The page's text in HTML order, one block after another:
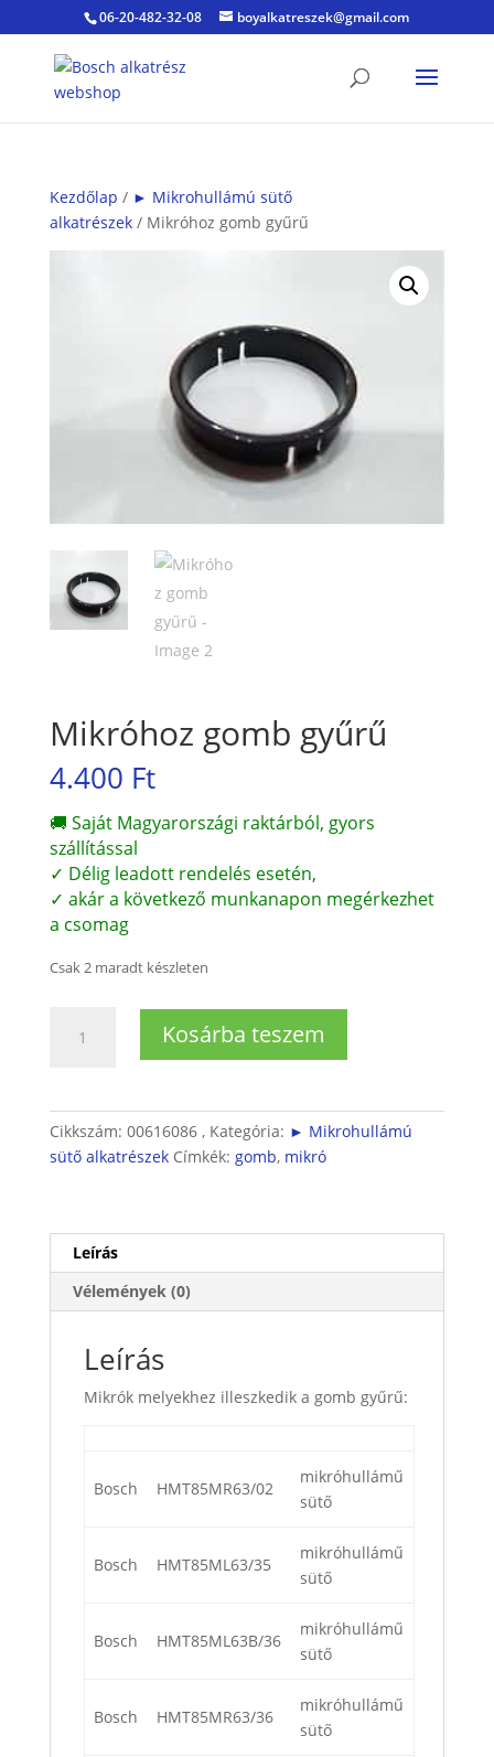
06-20-482-32-08 boyalkatreszek@gmail.com
Kezdőlap / ► Mikrohullámú sütő
alkatrészek/ Mikróhoz gomb gyűrű
Mikróhoz gomb gyűrű
4.400 Ft
🚚 Saját Magyarországi raktárból, gyors
szállítással
✓ Délig leadott rendelés esetén,
✓ akár a következő munkanapon megérkezhet
a csomag
Csak 2 maradt készleten
gomb
Kosárba teszem
Cikkszám: 00616086 , Kategória: ► Mikrohullámú
sütő alkatrészek Címkék: gomb, mikró
Leírás
Vélemények (0)
Leírás
Mikrók melyekhez illeszkedik a gomb gyűrű:
Bosch HMT85MR63/02
mikróhullámű
sütő
Bosch HMT85ML63/35
mikróhullámű
sütő
Bosch HMT85ML63B/36
mikróhullámű
sütő
Bosch HMT85MR63/36
mikróhullámű
sütő